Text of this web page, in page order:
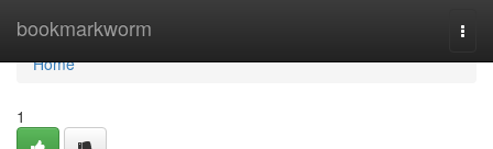
bookmarkworm
Home
Home
1